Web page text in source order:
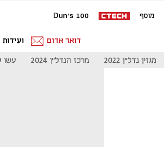
מוסף Dun's 100
דואר אדום ועידות
מגזין נדל"ן 2022 מרכז הנדל"ן 2024 עשו